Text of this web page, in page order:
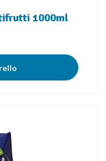
1000ml